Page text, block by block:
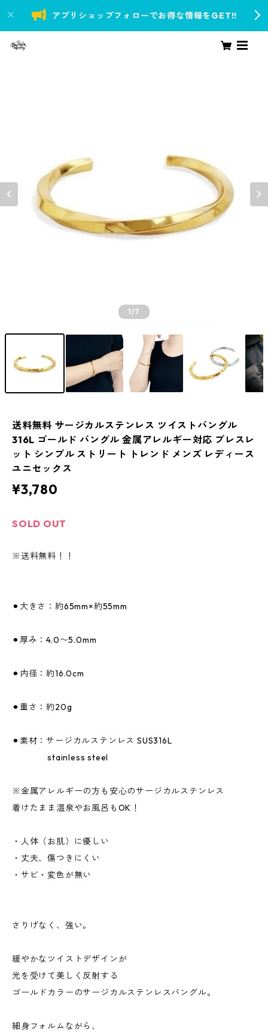
アプリショップフォローでお得な情報をGET!!
1/7
送料無料 サージカルステンレス ツイストバングル
316L ゴールド バングル 金属アレルギー対応 ブレスレ
ット シンプル ストリート トレンド メンズ レディース
ユニセックス
¥3,780
SOLD OUT
※送料無料！！
⚫︎大きさ：約65mm×約55mm
⚫︎厚み：4.0〜5.0mm
⚫︎内径：約16.0cm
⚫︎重さ：約20g
⚫︎素材：サージカルステンレス SUS316L
stainless steel
※金属アレルギーの方も安心のサージカルステンレス
着けたまま温泉やお風呂もOK！
・人体（お肌）に優しい
・丈夫、傷つきにくい
・サビ・変色が無い
さりげなく、強い。
緩やかなツイストデザインが
光を受けて美しく反射する
ゴールドカラーのサージカルステンレスバングル。
細身フォルムながら、